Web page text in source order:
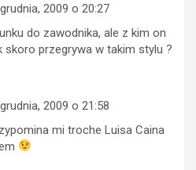
2009 o 20:27
do zawodnika, ale z kim on
skoro przegrywa w takim stylu ?
2009 o 21:58
mi troche Luisa Caina